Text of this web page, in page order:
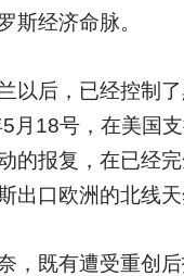
斯经济命脉。
以后，已经控制
月18号，在美国
的报复，在已经
出口欧洲的北线天
，既有遭受重创